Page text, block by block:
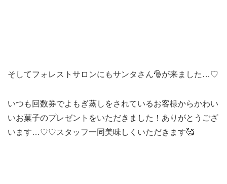
そしてフォレストサロンにもサンタさん🎅が来ました…♡
いつも回数券でよもぎ蒸しをされているお客様からかわい
いお菓子のプレゼントをいただきました！ありがとうござ
います…♡♡スタッフ一同美味しくいただきます🥰